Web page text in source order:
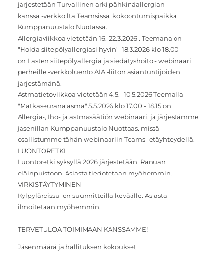
järjestetään Turvallinen arki pähkinäallergian
kanssa -verkkoilta Teamsissa, kokoontumispaikka
Kumppanuustalo Nuotassa.
Allergiaviikkoa vietetään 16.-22.3.2026 . Teemana on
"Hoida siitepölyallergiasi hyvin" 18.3.2026 klo 18.00
on Lasten siitepölyallergia ja siedätyshoito - webinaari
perheille -verkkoluento AIA -liiton asiantuntijoiden
järjestämänä.
Astmatietoviikkoa vietetään 4.5.- 10.5.2026 Teemalla
"Matkaseurana asma" 5.5.2026 klo 17.00 - 18.15 on
Allergia-, Iho- ja astmasäätiön webinaari, ja järjestämme
jäsenillan Kumppanuustalo Nuottaas, missä
osallistumme tähän webinaariin Teams -etäyhteydellä.
LUONTORETKI
Luontoretki syksyllä 2026 järjestetään Ranuan
eläinpuistoon. Asiasta tiedotetaan myöhemmin.
VIRKISTÄYTYMINEN
Kylpyläreissu on suunnitteilla keväälle. Asiasta
ilmoitetaan myöhemmin.
TERVETULOA TOIMIMAAN KANSSAMME!
Jäsenmäärä ja hallituksen kokoukset